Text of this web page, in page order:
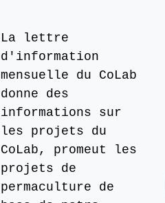
La lettre
d'information
mensuelle du CoLab
donne des
informations sur
les projets du
CoLab, promeut les
projets de
permaculture de